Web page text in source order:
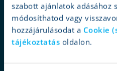
szabott ajánlatok adásához
módosíthatod vagy
hozzájárulásodat a Cookie
tájékoztatás oldalon.
miért